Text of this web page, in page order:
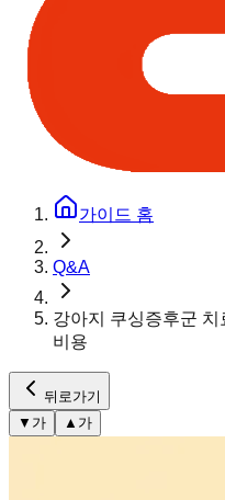
가이드 홈
Q&A
강아지 쿠싱증후군
비용
뒤로가기
▼ 가 ▲ 가